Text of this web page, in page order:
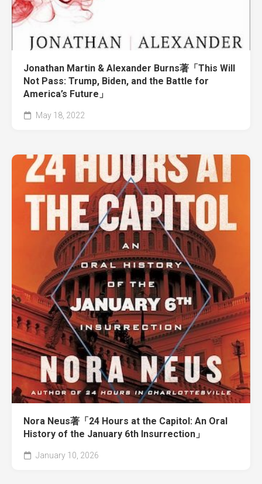
Jonathan Martin & Alexander Burns著「This Will
Not Pass: Trump, Biden, and the Battle for
America’s Future」
May 18, 2022
Nora Neus著「24 Hours at the Capitol: An Oral
History of the January 6th Insurrection」
January 10, 2026